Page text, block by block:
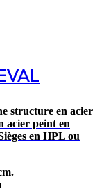
structure en acier
acier peint en
en HPL ou